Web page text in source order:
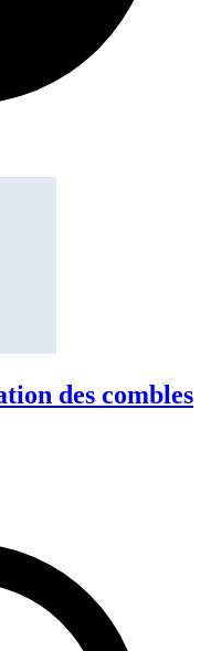
des combles